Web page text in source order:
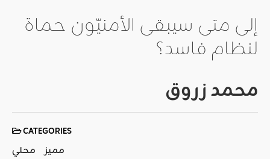
إلى متى سيبقى الأمنيّون حماة
لنظام فاسد؟
محمد زروق
CATEGORIES
محلي مميز